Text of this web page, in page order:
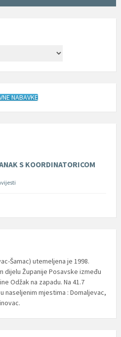
NABAVKE
S KOORDINATORICOM
Šamac) utemeljena je 1998.
dijelu Županije Posavske između
Odžak na zapadu. Na 41.7
naseljenim mjestima : Domaljevac,